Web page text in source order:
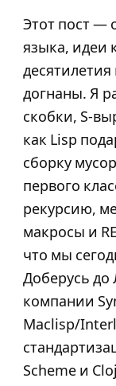
Этот пост —
языка, идеи
догнаны. Я
скобки, S-
как Lisp
сборку
первого
рекурсию,
макросы и
что мы
Доберусь
компании
Maclisp/
Scheme и